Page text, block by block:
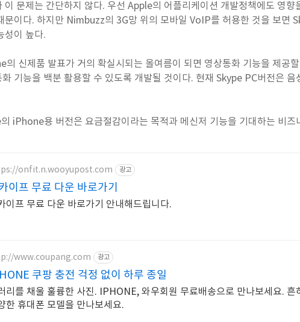
이 문제는 간단하지 않다. 우선 Apple의 어플리케이션 개발정책에도 영향
문이다. 하지만 Nimbuzz의 3G망 위의 모바일 VoIP를 허용한 것을 보면
성이 높다.
의 신제품 발표가 거의 확실시되는 올여름이 되면 영상통화 기능을 제공
화 기능을 백분 활용할 수 있도록 개발될 것이다. 현재 Skype PC버전은
iPhone용 버전은 요금절감이라는 목적과 메신저 기능을 기대하는 비즈
onfit.n.wooyupost.com 광고
이프 무료 다운 바로가기
이프 무료 다운 바로가기 안내해드립니다.
www.coupang.com 광고
쿠팡 충전 걱정 없이 하루 종일
리를 채울 훌륭한 사진. IPHONE, 와우회원 무료배송으로 만나보세요.
한 휴대폰 모델을 만나보세요.